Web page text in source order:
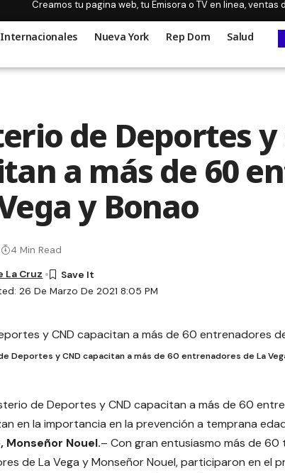
Creamos tu pagina web, tu Emisora o TV en linea, ventas
Internacionales Nueva York Rep Dom Salud
de Deportes y
a más de 60
y Bonao
26 De Marzo De 2021 8:05 PM
La Cruz
4 Min Read
Deportes y CND capacitan a más de 60 entrenadores de La
de Deportes y CND capacitan a más de 60
en la importancia en la prevención a temprana
Monseñor Nouel.– Con gran entusiasmo más de
de La Vega y Monseñor Nouel, participaron en el